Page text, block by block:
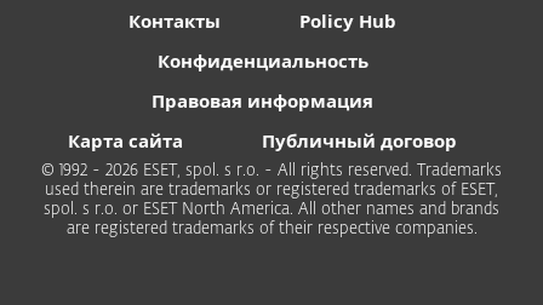
Контакты
Policy Hub
Конфиденциальность
Правовая информация
Карта сайта
Публичный договор
© 1992 - 2026 ESET, spol. s r.o. - All rights reserved. Trademarks
used therein are trademarks or registered trademarks of ESET,
spol. s r.o. or ESET North America. All other names and brands
are registered trademarks of their respective companies.